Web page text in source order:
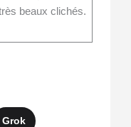
beaux clichés.
Grok